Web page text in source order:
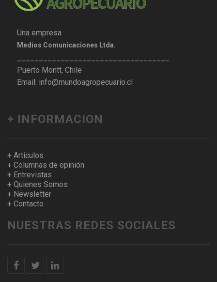
Una empresa
Medios Comunicaciones Ltda.
Puerto Montt, Chile
Email: info@mundoagropecuario.cl
+ INFORMACION
+ Articulos
+ Columnas de opinión
+ Entrevistas
+ Quienes Somos
+ Newsletter
+ Contacto
NUESTRAS REDES SOCIALES